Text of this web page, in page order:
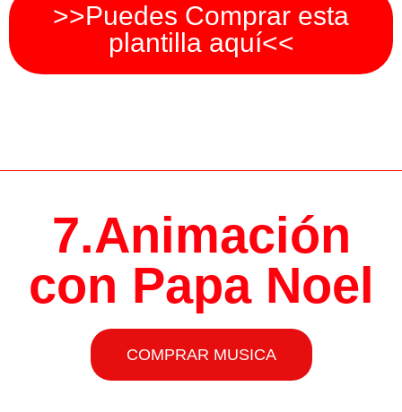
>>Puedes Comprar esta
plantilla aquí<<
7.Animación
con Papa Noel
COMPRAR MUSICA